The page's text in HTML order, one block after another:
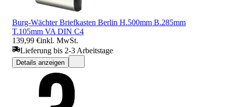
Burg-Wächter Briefkasten Berlin H.500mm B.285mm
T.105mm VA DIN C4
139,99 €inkl. MwSt.
Lieferung bis 2-3 Arbeitstage
Details anzeigen